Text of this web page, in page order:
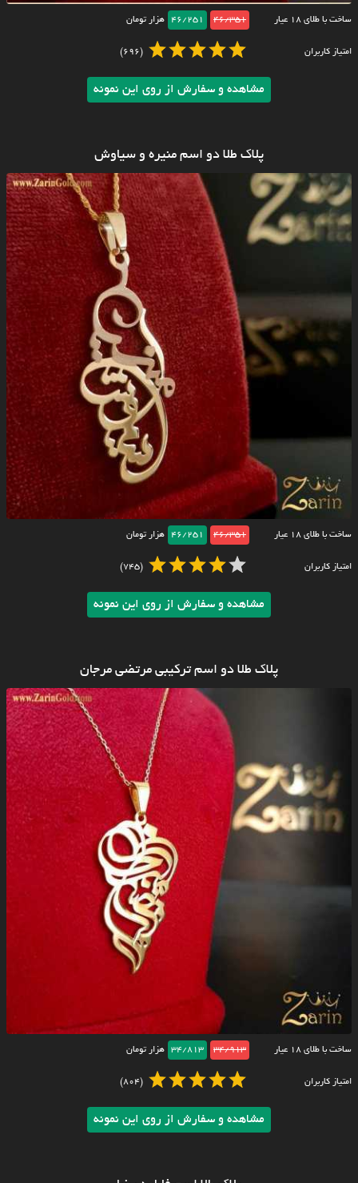
ساخت با طلای ۱۸ عیار 46/351
46/251 هزار تومان
امتیاز کاربران (696)
مشاهده و سفارش از روی این نمونه
پلاک طلا دو اسم منیره و سیاوش
ساخت با طلای ۱۸ عیار 46/351
46/251 هزار تومان
امتیاز کاربران (745)
مشاهده و سفارش از روی این نمونه
پلاک طلا دو اسم ترکیبی مرتضی مرجان
ساخت با طلای ۱۸ عیار 34/913
34/813 هزار تومان
امتیاز کاربران (804)
مشاهده و سفارش از روی این نمونه